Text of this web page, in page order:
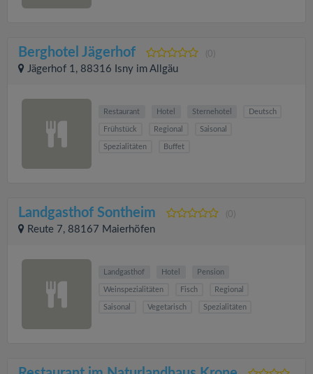
Berghotel Jägerhof (0)
Jägerhof 1, 88316 Isny im Allgäu
Restaurant Hotel Sternehotel Deutsch
Frühstück Regional Saisonal
Spezialitäten Buffet
Landgasthof Sontheim (0)
Reute 7, 88167 Maierhöfen
Landgasthof Hotel Pension
Weinspezialitäten Fisch Regional
Saisonal Vegetarisch Spezialitäten